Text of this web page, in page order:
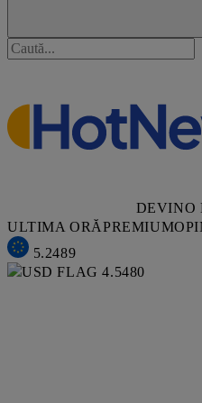
DEVINO
ULTIMA ORĂPREMIUM
5.2489
4.5480